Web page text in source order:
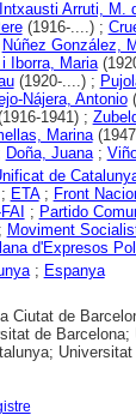
Intxausti Arruti, M.
(1916-....) ;
Núñez González,
Iborra, Maria
(1920-....) ;
Nájera, Antonio
1941) ;
Marina
Doña, Juana;
de
ETA; Front
; Partido
Moviment
d'Expresos
; Espanya
Ciutat de
de